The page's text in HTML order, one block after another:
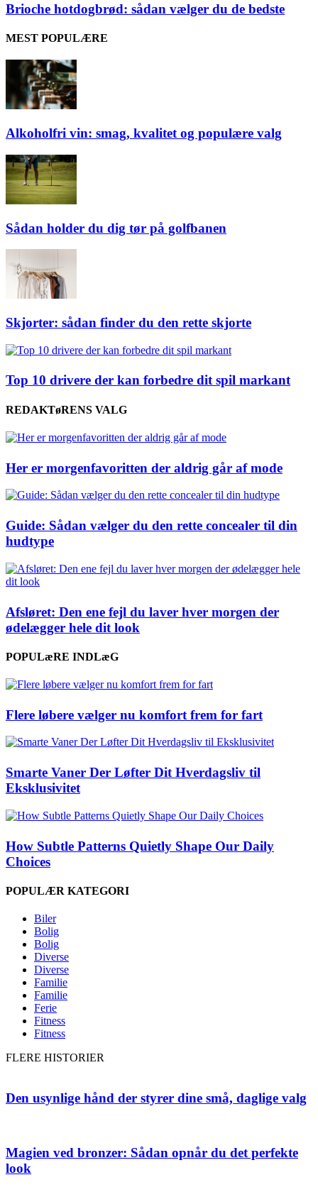
Brioche hotdogbrød: sådan vælger du de bedste
MEST POPULÆRE
Alkoholfri vin: smag, kvalitet og populære valg
Sådan holder du dig tør på golfbanen
Skjorter: sådan finder du den rette skjorte
Top 10 drivere der kan forbedre dit spil markant
REDAKTøRENS VALG
Her er morgenfavoritten der aldrig går af mode
Guide: Sådan vælger du den rette concealer til din
hudtype
Afsløret: Den ene fejl du laver hver morgen der
ødelægger hele dit look
POPULæRE INDLæG
Flere løbere vælger nu komfort frem for fart
Smarte Vaner Der Løfter Dit Hverdagsliv til
Eksklusivitet
How Subtle Patterns Quietly Shape Our Daily
Choices
POPULÆR KATEGORI
Biler
Bolig
Bolig
Diverse
Diverse
Familie
Familie
Ferie
Fitness
Fitness
FLERE HISTORIER
Den usynlige hånd der styrer dine små, daglige valg
Magien ved bronzer: Sådan opnår du det perfekte
look